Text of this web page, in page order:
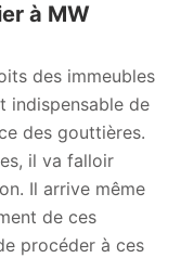
à MW
des immeubles
indispensable de
des gouttières.
il va falloir
Il arrive même
de ces
procéder à ces